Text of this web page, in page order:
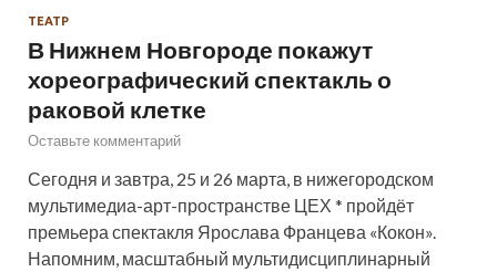
ТЕАТР
В Нижнем Новгороде покажут
хореографический спектакль о
раковой клетке
Оставьте комментарий
Сегодня и завтра, 25 и 26 марта, в нижегородском
мультимедиа-арт-пространстве ЦЕХ * пройдёт
премьера спектакля Ярослава Францева «Кокон».
Напомним, масштабный мультидисциплинарный